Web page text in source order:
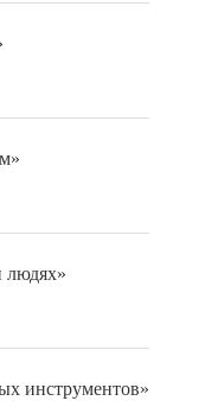
людях»
инструментов»